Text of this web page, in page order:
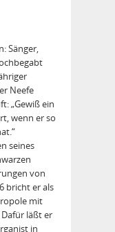
Sänger,
Neefe
„Gewiß ein
wenn er so
seines
von
bricht er als
mit
läßt er
in